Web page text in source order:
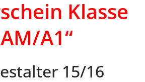
Klasse
A1“
15/16